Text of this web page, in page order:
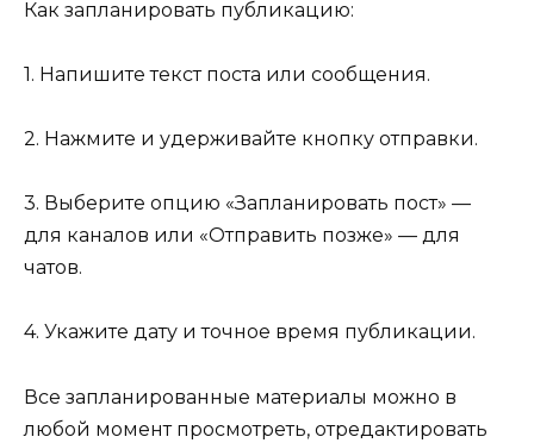
Как запланировать публикацию:
1. Напишите текст поста или сообщения.
2. Нажмите и удерживайте кнопку отправки.
3. Выберите опцию «Запланировать пост» —
для каналов или «Отправить позже» — для
чатов.
4. Укажите дату и точное время публикации.
Все запланированные материалы можно в
любой момент просмотреть, отредактировать